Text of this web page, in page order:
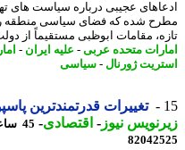
عجیبی درباره سیاست های
شده که فضای سیاسی منطقه را
مقامات ابوظبی مستقیماً از دولت
متحده عربی- علیه ایران - امارات-
ژورنال-سیاسی
تغییرات قدرتمندترین پاسپورت های
نیوز-اقتصادی-45 ساعت پیش - جمعه 16 مرداد 1405، 18:13